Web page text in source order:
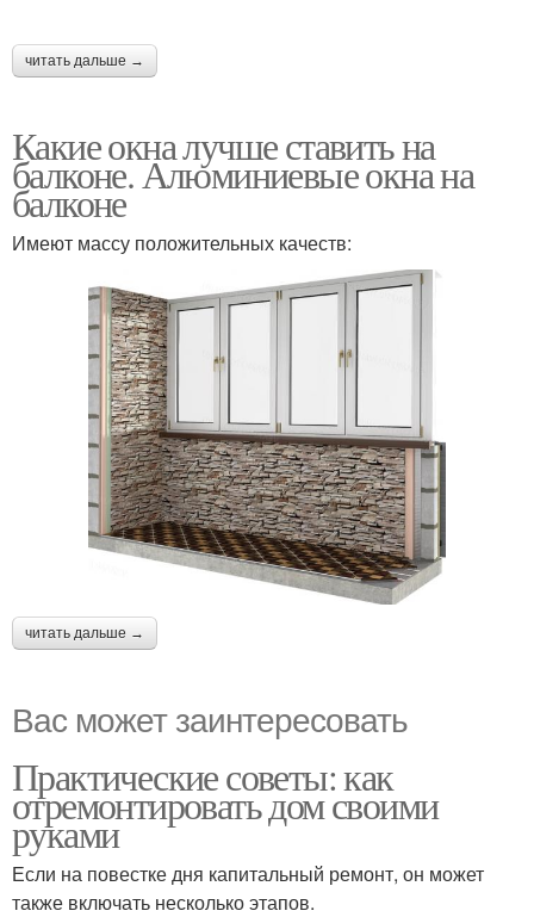
читать дальше →
Какие окна лучше ставить на
балконе. Алюминиевые окна на
балконе
Имеют массу положительных качеств:
читать дальше →
Вас может заинтересовать
Практические советы: как
отремонтировать дом своими
руками
Если на повестке дня капитальный ремонт, он может
также включать несколько этапов.